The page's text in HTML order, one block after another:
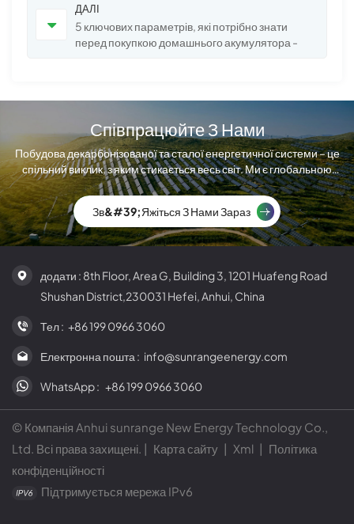
ДАЛІ
5 ключових параметрів, які потрібно знати
перед покупкою домашнього акумулятора -
Співпрацюйте З Нами
Побудова декарбонізованої та сталої енергетичної системи – це
спільний виклик, з яким стикається весь світ. Ми є глобальною
компанією з виробництва сонячних модулів.
Зв&#39;яжіться З Нами Зараз
додати : 8th Floor, Area G, Building 3, 1201 Huafeng Road
Shushan District,230031 Hefei, Anhui, China
Тел : +86 199 0966 3060
Електронна пошта : info@sunrangeenergy.com
WhatsApp : +86 199 0966 3060
© Компанія Anhui sunrange New Energy Technology Co.,
Ltd. Всі права захищені. | Карта сайту | Xml | Політика
конфіденційності
Підтримується мережа IPv6